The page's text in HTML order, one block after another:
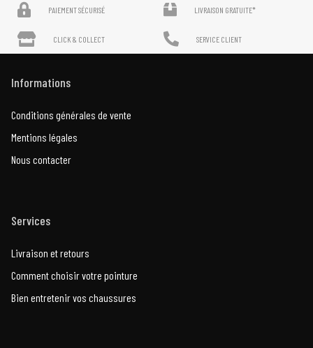
PAIEMENT SÉCURISÉ LIVRAISON GRATUITE*
CLICK & COLLECT SERVICE CLIENT
Informations
Conditions générales de vente
Mentions légales
Nous contacter
Services
Livraison et retours
Comment choisir votre pointure
Bien entretenir vos chaussures